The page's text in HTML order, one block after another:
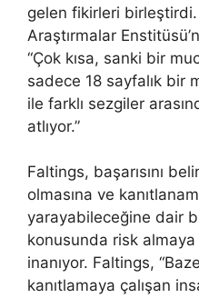
gelen fikirleri birleştirdi.
Araştırmalar
“Çok kısa, sanki bir
sadece 18 sayfalık bir
ile farklı sezgiler
atlıyor.”
Faltings, başarısını
olmasına ve
yarayabileceğine dair
konusunda risk
inanıyor. Faltings,
kanıtlamaya çalışan